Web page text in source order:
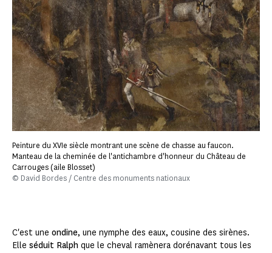
Peinture du XVIe siècle montrant une scène de chasse au faucon.
Manteau de la cheminée de l'antichambre d'honneur du Château de
Carrouges (aile Blosset)
© David Bordes / Centre des monuments nationaux
C'est une ondine, une nymphe des eaux, cousine des sirènes.
Elle séduit Ralph que le cheval ramènera dorénavant tous les